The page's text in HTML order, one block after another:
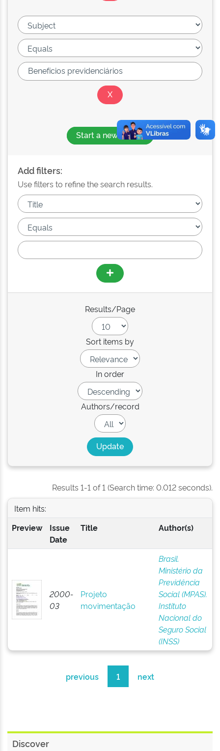
Start a new search
Add filters:
Use filters to refine the search results.
Results/Page
Sort items by
In order
Authors/record
Results 1-1 of 1 (Search time: 0.012 seconds).
Item hits:
Preview
Issue
Date
Title Author(s)
2000-
03
Projeto
movimentação
Brasil.
Ministério da
Previdência
Social (MPAS).
Instituto
Nacional do
Seguro Social
(INSS)
previous 1 next
Discover